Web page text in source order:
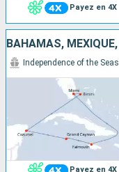
Payez en 4X
Payez en 4X
Independence of the Seas